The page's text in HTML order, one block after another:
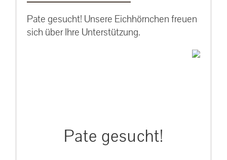
Pate gesucht! Unsere Eichhörnchen freuen
sich über Ihre Unterstützung.
Pate gesucht!